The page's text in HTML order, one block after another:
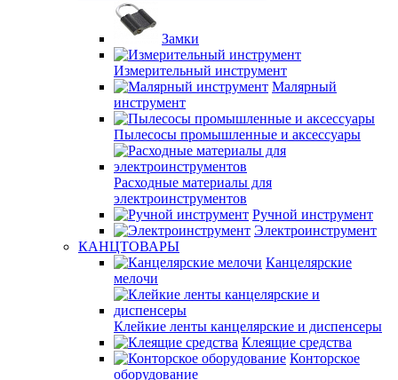
Замки
Измерительный инструмент
Малярный
инструмент
Пылесосы промышленные и аксессуары
Расходные материалы для
электроинструментов
Ручной инструмент
Электроинструмент
КАНЦТОВАРЫ
Канцелярские
мелочи
Клейкие ленты канцелярские и диспенсеры
Клеящие средства
Конторское
оборудование